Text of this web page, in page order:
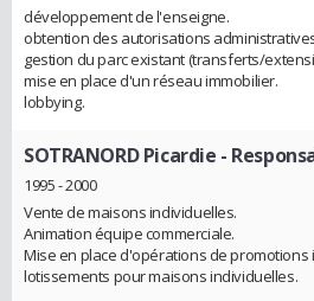
développement de l'enseigne.
obtention des autorisations
gestion du parc existant (transferts/
mise en place d'un réseau immobilier.
lobbying.
SOTRANORD Picardie -
1995 - 2000
Vente de maisons individuelles.
Animation équipe commerciale.
Mise en place d'opérations de promotions
lotissements pour maisons individuelles.